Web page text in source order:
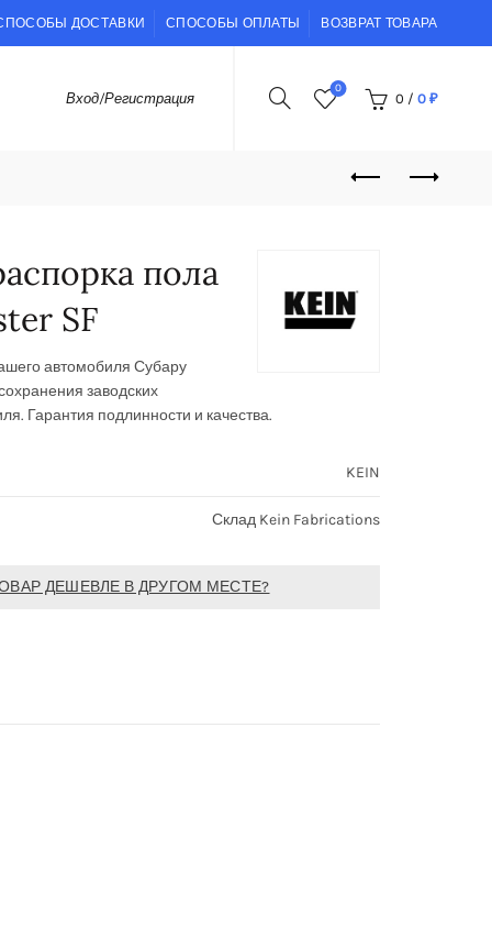
ДОСТАВКИ СПОСОБЫ ОПЛАТЫ ВОЗВРАТ ТОВАРА
Вход/Регистрация
0
0 / 0 ₽
пола
SF
автомобиля Субару
заводских
Гарантия подлинности и качества.
KEIN
Склад Kein Fabrications
ДЕШЕВЛЕ В ДРУГОМ МЕСТЕ?